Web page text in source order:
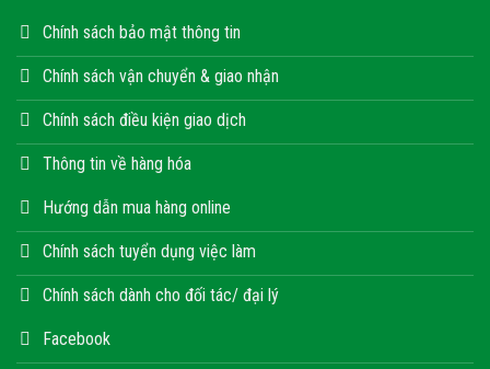
Chính sách bảo mật thông tin
Chính sách vận chuyển & giao nhận
Chính sách điều kiện giao dịch
Thông tin về hàng hóa
Hướng dẫn mua hàng online
Chính sách tuyển dụng việc làm
Chính sách dành cho đối tác/ đại lý
Facebook